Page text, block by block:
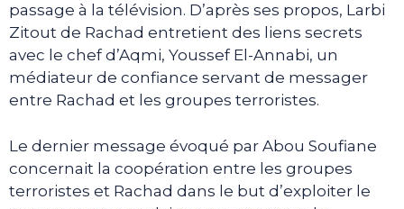
passage à la télévision. D’après ses propos, Larbi
Zitout de Rachad entretient des liens secrets
avec le chef d’Aqmi, Youssef El-Annabi, un
médiateur de confiance servant de messager
entre Rachad et les groupes terroristes.
Le dernier message évoqué par Abou Soufiane
concernait la coopération entre les groupes
terroristes et Rachad dans le but d’exploiter le